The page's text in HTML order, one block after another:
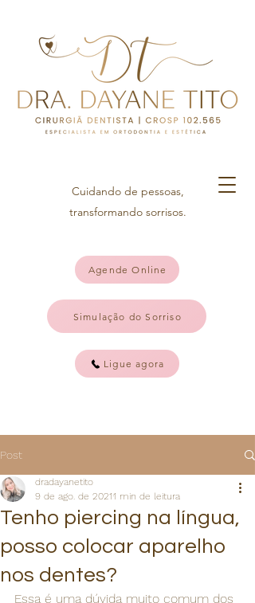
Cuidando de pessoas,
transformando sorrisos.
Agende Online
Ligue agora
Simulação do Sorriso
Post
Tenho piercing na língua,
posso colocar aparelho
nos dentes?
dradayanetito
9 de ago. de 20211 min de leitura
Essa é uma dúvida muito comum dos